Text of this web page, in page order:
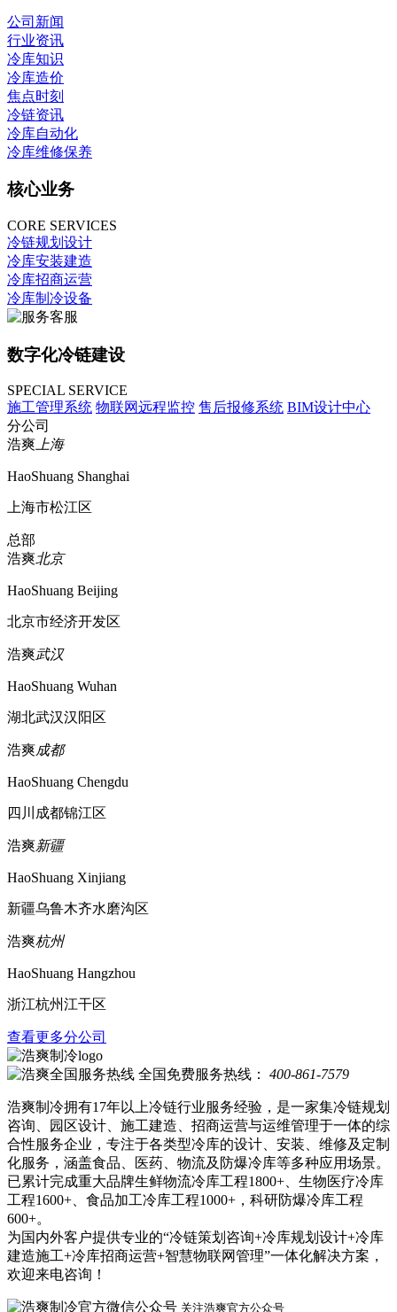
公司新闻
行业资讯
冷库知识
冷库造价
焦点时刻
冷链资讯
冷库自动化
冷库维修保养
核心业务
CORE SERVICES
冷链规划设计
冷库安装建造
冷库招商运营
冷库制冷设备
数字化冷链建设
SPECIAL SERVICE
施工管理系统 物联网远程监控 售后报修系统 BIM设计中心
分公司
浩爽上海
HaoShuang Shanghai
上海市松江区
总部
浩爽北京
HaoShuang Beijing
北京市经济开发区
浩爽武汉
HaoShuang Wuhan
湖北武汉汉阳区
浩爽成都
HaoShuang Chengdu
四川成都锦江区
浩爽新疆
HaoShuang Xinjiang
新疆乌鲁木齐水磨沟区
浩爽杭州
HaoShuang Hangzhou
浙江杭州江干区
查看更多分公司
全国免费服务热线： 400-861-7579
浩爽制冷拥有17年以上冷链行业服务经验，是一家集冷链规划
咨询、园区设计、施工建造、招商运营与运维管理于一体的综
合性服务企业，专注于各类型冷库的设计、安装、维修及定制
化服务，涵盖食品、医药、物流及防爆冷库等多种应用场景。
已累计完成重大品牌生鲜物流冷库工程1800+、生物医疗冷库
工程1600+、食品加工冷库工程1000+，科研防爆冷库工程
600+。
为国内外客户提供专业的“冷链策划咨询+冷库规划设计+冷库
建造施工+冷库招商运营+智慧物联网管理”一体化解决方案，
欢迎来电咨询！
关注浩爽官方公众号